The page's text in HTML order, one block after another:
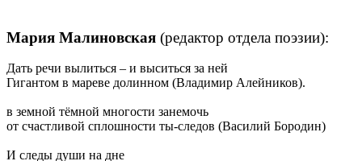
Мария Малиновская (редактор отдела поэзии):
Дать речи вылиться – и выситься за ней
Гигантом в мареве долинном (Владимир Алейников).
в земной тёмной многости занемочь
от счастливой сплошности ты-следов (Василий Бородин)
И следы души на дне